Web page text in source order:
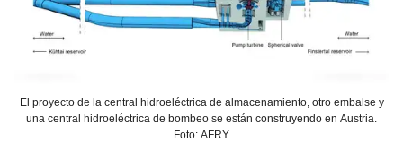
El proyecto de la central hidroeléctrica de almacenamiento, otro embalse y
una central hidroeléctrica de bombeo se están construyendo en Austria.
Foto: AFRY